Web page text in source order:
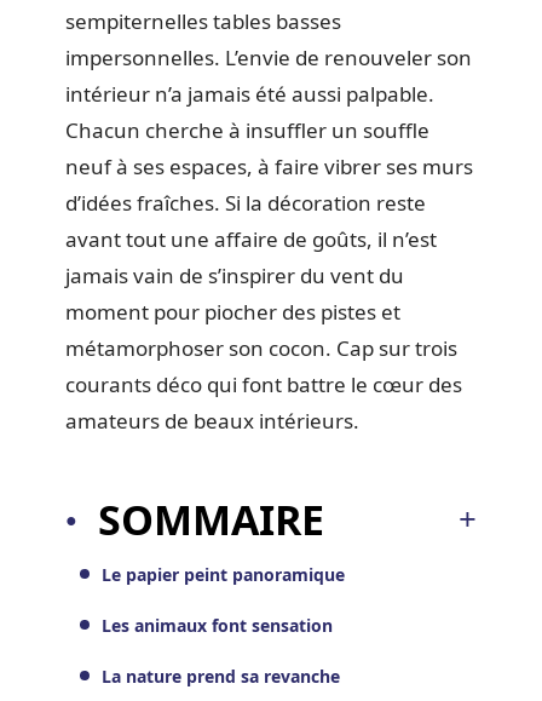
sempiternelles tables basses
impersonnelles. L’envie de renouveler son
intérieur n’a jamais été aussi palpable.
Chacun cherche à insuffler un souffle
neuf à ses espaces, à faire vibrer ses murs
d’idées fraîches. Si la décoration reste
avant tout une affaire de goûts, il n’est
jamais vain de s’inspirer du vent du
moment pour piocher des pistes et
métamorphoser son cocon. Cap sur trois
courants déco qui font battre le cœur des
amateurs de beaux intérieurs.
SOMMAIRE
Le papier peint panoramique
Les animaux font sensation
La nature prend sa revanche